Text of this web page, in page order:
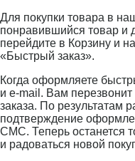
Для покупки товара в
понравившийся товар и
перейдите в Корзину и
«Быстрый заказ».
Когда оформляете
и e-mail. Вам
заказа. По результатам
подтверждение
СМС. Теперь останется
и радоваться новой